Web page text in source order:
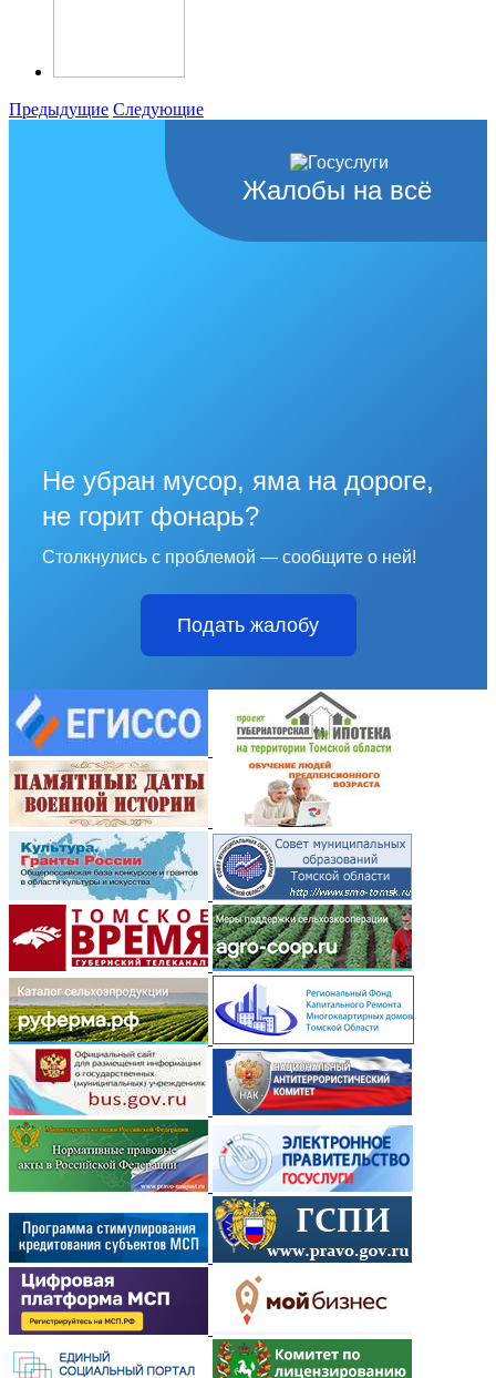
Предыдущие Следующие
Жалобы на всё
Не убран мусор, яма на дороге,
не горит фонарь?
Столкнулись с проблемой — сообщите о ней!
Подать жалобу